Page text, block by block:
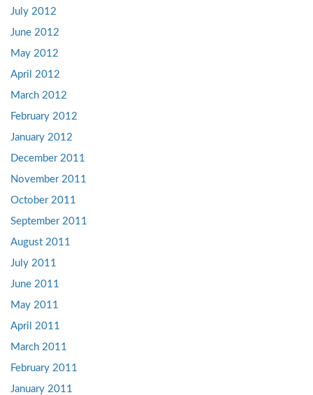
July 2012
June 2012
May 2012
April 2012
March 2012
February 2012
January 2012
December 2011
November 2011
October 2011
September 2011
August 2011
July 2011
June 2011
May 2011
April 2011
March 2011
February 2011
January 2011